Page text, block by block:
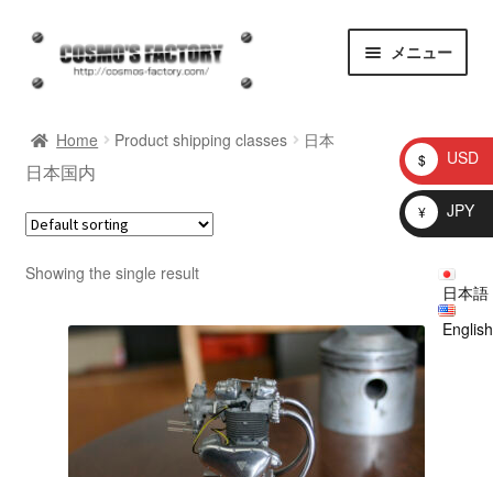
ナ
ゲ
シ
ョ
ン
へ
ス
コ
テ
ツ
へ
ス
キ
ッ
メニュー
お知らせ
問い合わせ
日本語
English
Home Product shipping classes 日本
日本国内
Showing the single result
$ USD
¥ JPY